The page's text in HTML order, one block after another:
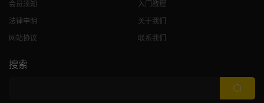
会员须知
法律申明
网站协议
入门教程
关于我们
联系我们
搜索